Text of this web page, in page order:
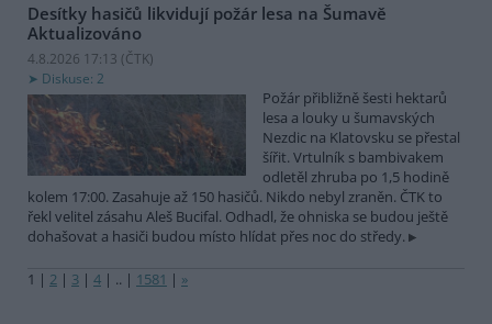
Desítky hasičů likvidují požár lesa na Šumavě
Aktualizováno
4.8.2026 17:13 (ČTK)
Diskuse: 2
Požár přibližně šesti hektarů
lesa a louky u šumavských
Nezdic na Klatovsku se přestal
šířit. Vrtulník s bambivakem
odletěl zhruba po 1,5 hodině
kolem 17:00. Zasahuje až 150 hasičů. Nikdo nebyl zraněn. ČTK to
řekl velitel zásahu Aleš Bucifal. Odhadl, že ohniska se budou ještě
dohašovat a hasiči budou místo hlídat přes noc do středy.
1 | 2 | 3 | 4 | .. | 1581 | »